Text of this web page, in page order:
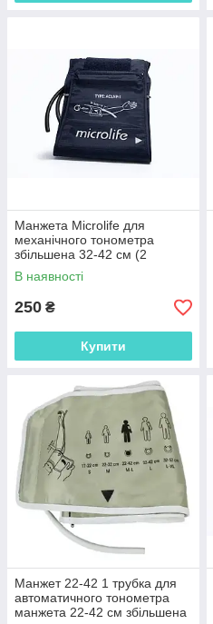
Манжета Microlife для
механічного тонометра
збільшена 32-42 см (2
трубки)
В наявності
250 ₴
Купити
Манжет 22-42 1 трубка для
автоматичного тонометра
манжета 22-42 см збільшена